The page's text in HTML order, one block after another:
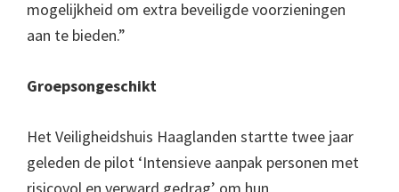
mogelijkheid om extra beveiligde voorzieningen
aan te bieden.”
Groepsongeschikt
Het Veiligheidshuis Haaglanden startte twee jaar
geleden de pilot ‘Intensieve aanpak personen met